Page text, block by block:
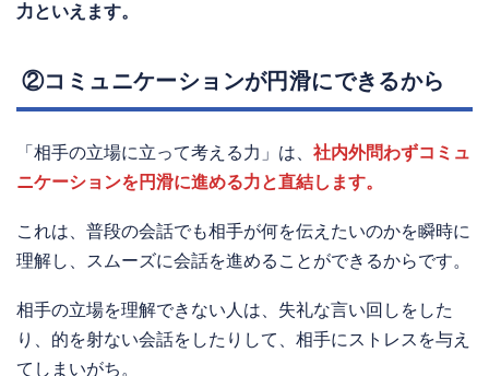
力といえます。
②コミュニケーションが円滑にできるから
「相手の立場に立って考える力」は、 社内外問わずコミュ
ニケーションを円滑に進める力と直結します。
これは、普段の会話でも相手が何を伝えたいのかを瞬時に
理解し、スムーズに会話を進めることができるからです。
相手の立場を理解できない人は、失礼な言い回しをした
り、的を射ない会話をしたりして、相手にストレスを与え
てしまいがち。